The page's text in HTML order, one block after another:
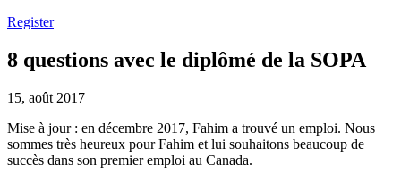
Register
8 questions avec le diplômé de la SOPA
15, août 2017
Mise à jour : en décembre 2017, Fahim a trouvé un emploi. Nous
sommes très heureux pour Fahim et lui souhaitons beaucoup de
succès dans son premier emploi au Canada.